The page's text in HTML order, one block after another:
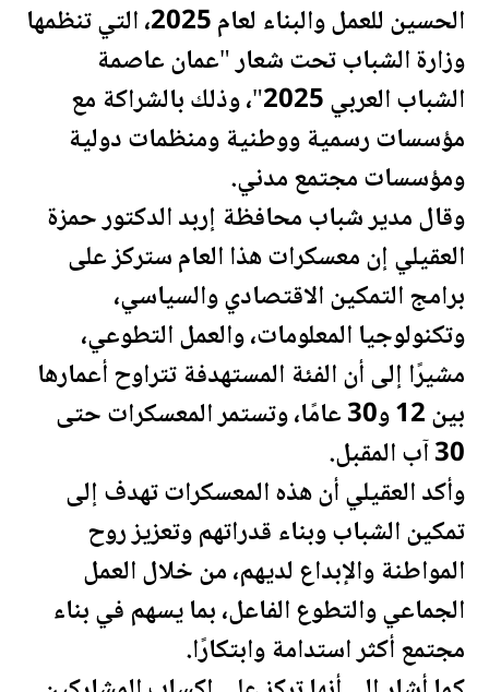
الحسين للعمل والبناء لعام 2025، التي تنظمها
وزارة الشباب تحت شعار "عمانعاصمة
الشباب العربي 2025"، وذلك بالشراكة مع
مؤسسات رسمية ووطنية ومنظمات دولية
ومؤسسات مجتمع مدني.
وقال مدير شباب محافظة إربدالدكتور حمزة
العقيلي إن معسكرات هذا العام ستركز على
برامج التمكين الاقتصادي والسياسي،
وتكنولوجيا المعلومات، والعمل التطوعي،
مشيرًا إلى أن الفئة المستهدفة تتراوح أعمارها
بين 12 و30 عامًا، وتستمر المعسكرات حتى
30 آب المقبل.
وأكد العقيلي أن هذه المعسكرات تهدف إلى
تمكين الشباب وبناء قدراتهم وتعزيز روح
المواطنة والإبداع لديهم، من خلال العمل
الجماعي والتطوع الفاعل، بما يسهم في بناء
مجتمع أكثر استدامة وابتكارًا.